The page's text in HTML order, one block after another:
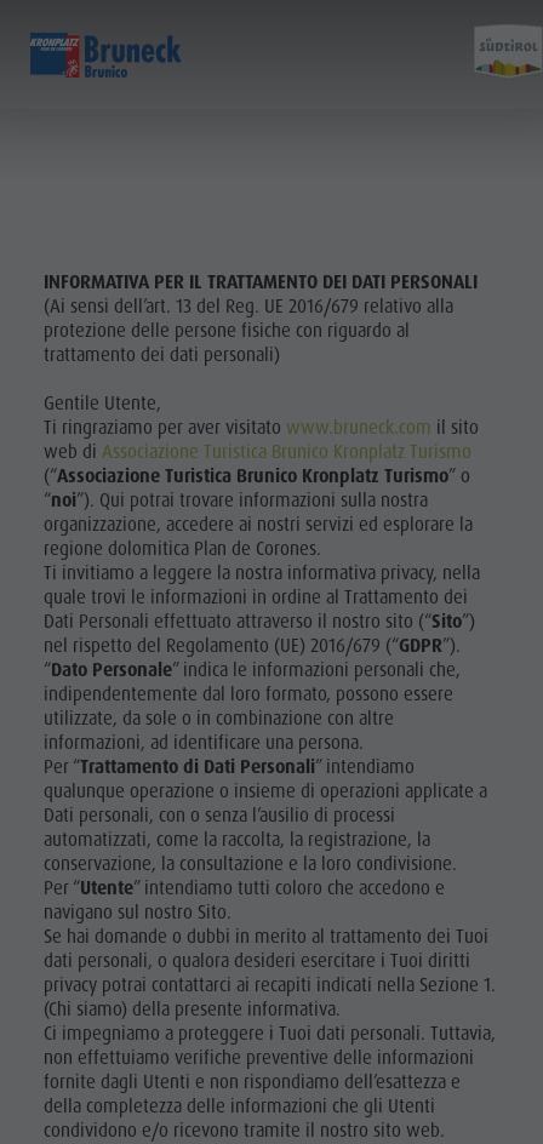
MUSEI
ATTRAZIONI
LOCALITÀ E
DINTORNI
TRADIZIONE E
ARTIGIANATO
HIGHLIGHT
EVENTS
Tutti gli
Famiglia &
bambini
Guida A-Z
Tradizione e Artigianato
Highlight Events
Tutti gli eventi
Benessere
Famiglia & bambini
Guida A-Z
Bike
Golf
Parapendio
Volo in mongolfiera
Rafting & Canyoning
Arrampicare
Cavalcare
Tennis
Nuotare
Panoramica dei tour
Kronplatz Guest Pass
Come arrivare
Webcam
Meteo
Contatto
Newsletter
Richiesta cataloghi
Imposta di soggiorno
Vacanza con il cane
Raccogliere funghi
Kronplatz Doctor Service
FAQ
Gastronomia
Highlight Events
Must-sees
INFORMATIVA PER IL TRATTAMENTO DEI DATI PERSONALI
(Ai sensi dell’art. 13 del Reg. UE 2016/679 relativo alla
protezione delle persone fisiche con riguardo al
trattamento dei dati personali)
Gentile Utente,
Ti ringraziamo per aver visitato www.bruneck.com il sito
web di Associazione Turistica Brunico Kronplatz Turismo
(“Associazione Turistica Brunico Kronplatz Turismo” o
“noi”). Qui potrai trovare informazioni sulla nostra
organizzazione, accedere ai nostri servizi ed esplorare la
regione dolomitica Plan de Corones.
Ti invitiamo a leggere la nostra informativa privacy, nella
quale trovi le informazioni in ordine al Trattamento dei
Dati Personali effettuato attraverso il nostro sito (“Sito”)
nel rispetto del Regolamento (UE) 2016/679 (“GDPR”).
“Dato Personale” indica le informazioni personali che,
indipendentemente dal loro formato, possono essere
utilizzate, da sole o in combinazione con altre
informazioni, ad identificare una persona.
Per “Trattamento di Dati Personali” intendiamo
qualunque operazione o insieme di operazioni applicate a
Dati personali, con o senza l’ausilio di processi
automatizzati, come la raccolta, la registrazione, la
conservazione, la consultazione e la loro condivisione.
Per “Utente” intendiamo tutti coloro che accedono e
navigano sul nostro Sito.
Se hai domande o dubbi in merito al trattamento dei Tuoi
dati personali, o qualora desideri esercitare i Tuoi diritti
privacy potrai contattarci ai recapiti indicati nella Sezione 1.
(Chi siamo) della presente informativa.
Ci impegniamo a proteggere i Tuoi dati personali. Tuttavia,
non effettuiamo verifiche preventive delle informazioni
fornite dagli Utenti e non rispondiamo dell’esattezza e
della completezza delle informazioni che gli Utenti
condividono e/o ricevono tramite il nostro sito web.